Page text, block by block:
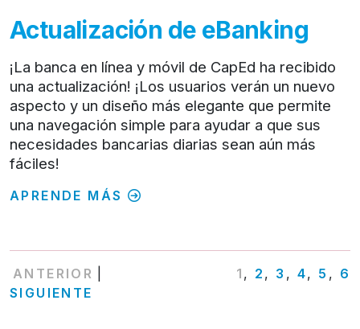
Actualización de eBanking
¡La banca en línea y móvil de CapEd ha recibido
una actualización! ¡Los usuarios verán un nuevo
aspecto y un diseño más elegante que permite
una navegación simple para ayudar a que sus
necesidades bancarias diarias sean aún más
fáciles!
APRENDE MÁS
PÁGINA
ANTERIOR
SIGUIENTE
PÁGINA
1 , PÁGINA
2 , PÁGINA
3 , 4, 5 , 6